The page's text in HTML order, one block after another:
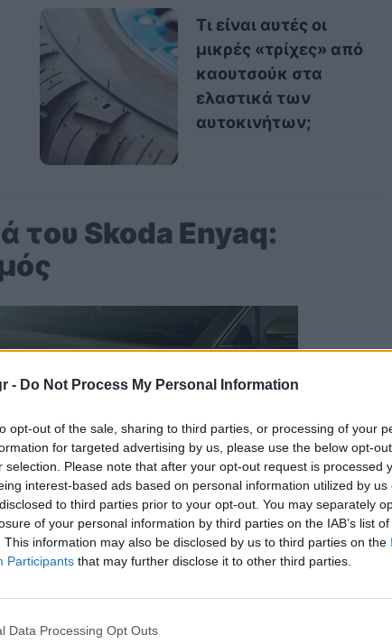
- Do Not Process My Personal Information
opt-out of the sale, sharing to third parties, or processing of your
for targeted advertising by us, please use the below opt-
selection. Please note that after your opt-out request is processed
interest-based ads based on personal information utilized by us
to third parties prior to your opt-out. You may separately
of your personal information by third parties on the IAB’s list
This information may also be disclosed by us to third parties on the
Participants that may further disclose it to other third parties.
Data Processing Opt Outs
Τι είναι αυτές οι
μικρές «τρίχες» από
καουτσούκ στα
ελαστικά των
αυτοκινήτων;
του Skoda Enyaq: